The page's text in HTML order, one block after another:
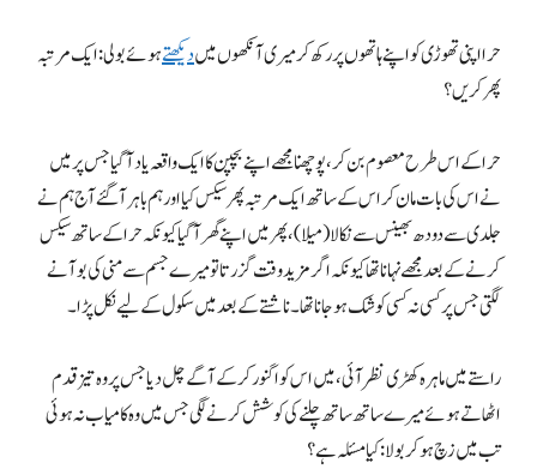
حرا اپنی تھوڑی کو اپنے ہاتھوں پر رکھ کر میری آنکھوں میںدیکھتےہوئے بولی: ایک مرتبہ
پھر کریں؟
حرا کے اس طرح معصوم بن کر، پوچھنا مجھے اپنے بچپن کا ایک واقعہ یاد آگیا جس پر میں
نے اس کی بات مان کر اس کے ساتھ ایک مرتبہ پھر سیکس کیا اور ہم باہر آگئے آج ہم نے
جلدی سے دودھ بھینس سے نکالا(میلا)، پھر میں اپنے گھر آگیا کیونکہ حرا کے ساتھ سیکس
کرنے کے بعد مجھے نہانا تھا کیونکہ اگر مزید وقت گزرتا تو میرے جسم سے منی کی بو آنے
لگتی جس پر کسی نہ کسی کو شک ہوجانا تھا۔ ناشتے کے بعد میں سکول کے لیے نکل پڑا۔
راستے میں ماہرہ کھڑی نظر آئی، میں اس کو اگنور کرکے آگے چل دیا جس پر وہ تیز قدم
اٹھاتے ہوئے میرے ساتھ ساتھ چلنے کی کوشش کرنے لگی جس میں وہ کامیاب نہ ہوئی
تب میں زچ ہوکر بولا: کیا مسئلہ ہے؟